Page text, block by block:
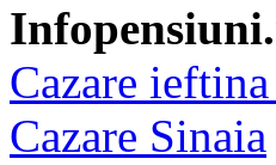
Cazare
Cazare Sinaia